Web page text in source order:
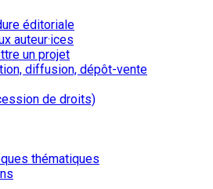
éditoriale
auteur·ices
un projet
diffusion, dépôt-vente
de droits)
thématiques